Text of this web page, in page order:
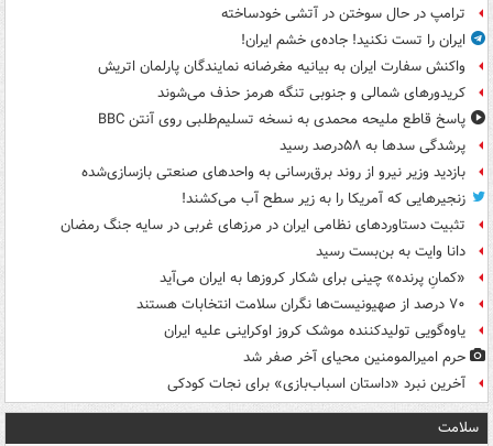
ترامپ در حال سوختن در آتشی خودساخته
ایران را تست نکنید! جاده‌ی خشم ایران!
واکنش سفارت ایران به بیانیه مغرضانه نمایندگان پارلمان اتریش
کریدورهای شمالی و جنوبی تنگه هرمز حذف می‌شوند
پاسخ قاطع ملیحه محمدی به نسخه تسلیم‌طلبی روی آنتن BBC
پرشدگی سدها به ۵۸درصد رسید
بازدید وزیر نیرو از روند برق‌رسانی به واحدهای صنعتی بازسازی‌شده
زنجیرهایی که آمریکا را به زیر سطح آب می‌کشند!
تثبیت دستاوردهای نظامی ایران در مرزهای غربی در سایه جنگ رمضان
دانا وایت به بن‌بست رسید
«کمانِ پرنده» چینی برای شکار کروزها به ایران می‌آید
۷۰ درصد از صهیونیست‌ها نگران سلامت انتخابات هستند
یاوه‌گویی تولیدکننده موشک کروز اوکراینی علیه ایران
حرم امیرالمومنین محیای آخر صفر شد
آخرین نبرد «داستان اسباب‌بازی» برای نجات کودکی
سلامت